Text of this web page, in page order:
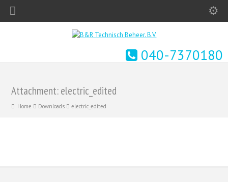
040-7370180
Attachment: electric_edited
Home Downloads electric_edited